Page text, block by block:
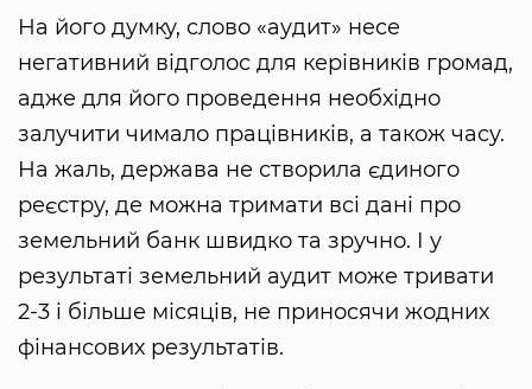
На його думку, слово «аудит» несе
негативний відголос для керівників громад,
адже для його проведення необхідно
залучити чимало працівників, а також часу.
На жаль, держава не створила єдиного
реєстру, де можна тримати всі дані про
земельний банк швидко та зручно. І у
результаті земельний аудит може тривати
2-3 і більше місяців, не приносячи жодних
фінансових результатів.